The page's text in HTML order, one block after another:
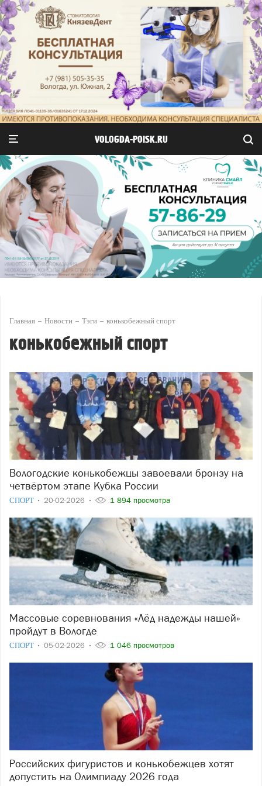
VOLOGDA-POISK.RU
Главная Новости Тэги конькобежный спорт
конькобежный спорт
Вологодские конькобежцы завоевали бронзу на
четвёртом этапе Кубка России
СПОРТ 20-02-2026 1 894 просмотра
Массовые соревнования «Лёд надежды нашей»
пройдут в Вологде
СПОРТ 05-02-2026 1 046 просмотров
Российских фигуристов и конькобежцев хотят
допустить на Олимпиаду 2026 года